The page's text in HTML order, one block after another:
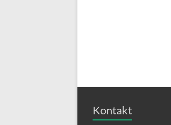
Kontakt